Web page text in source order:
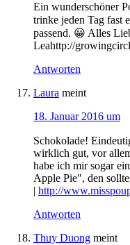
Ein wunderschöner
trinke jeden Tag fast
passend. 😀 Alles
Leahttp://
Antworten
Laura meint
18. Januar 2016 um
Schokolade!
wirklich gut, vor
habe ich mir sogar
Apple Pie", den
| http://
Antworten
Thuy Duong meint